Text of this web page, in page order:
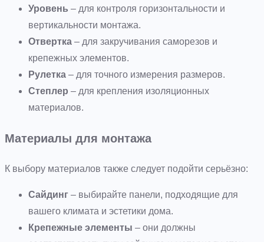
Уровень – для контроля горизонтальности и
вертикальности монтажа.
Отвертка – для закручивания саморезов и
крепежных элементов.
Рулетка – для точного измерения размеров.
Степлер – для крепления изоляционных
материалов.
Материалы для монтажа
К выбору материалов также следует подойти серьёзно:
Сайдинг – выбирайте панели, подходящие для
вашего климата и эстетики дома.
Крепежные элементы – они должны